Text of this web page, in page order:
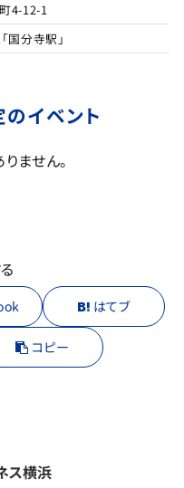
4-12-1
国分寺駅」
イベント
ません。
はてブ
コピー
ス横浜